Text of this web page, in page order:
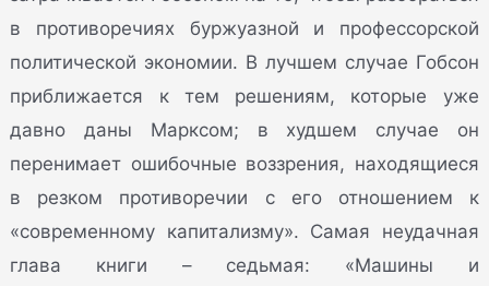
в противоречиях буржуазной и профессорской
политической экономии. В лучшем случае Гобсон
приближается к тем решениям, которые уже
давно даны Марксом; в худшем случае он
перенимает ошибочные воззрения, находящиеся
в резком противоречии с его отношением к
«современному капитализму». Самая неудачная
глава книги – седьмая: «Машины и